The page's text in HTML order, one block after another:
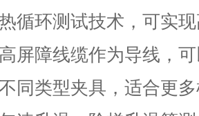
循环测试技术，可实
屏障线缆作为导线，
同类型夹具，适合更